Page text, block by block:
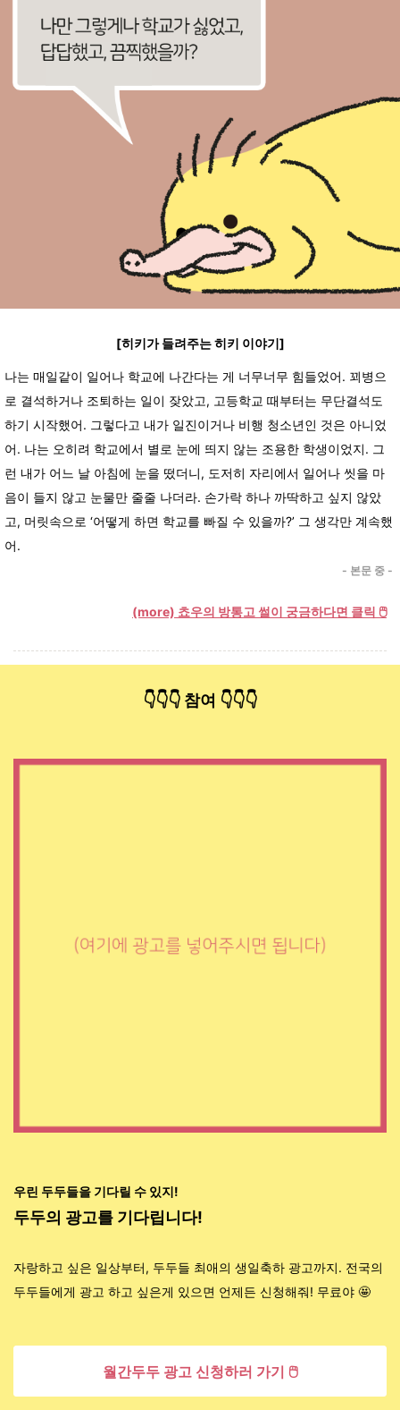
[히키가 들려주는 히키 이야기]
나는 매일같이 일어나 학교에 나간다는 게 너무너무 힘들었어. 꾀병으
로 결석하거나 조퇴하는 일이 잦았고, 고등학교 때부터는 무단결석도
하기 시작했어. 그렇다고 내가 일진이거나 비행 청소년인 것은 아니었
어. 나는 오히려 학교에서 별로 눈에 띄지 않는 조용한 학생이었지. 그
런 내가 어느 날 아침에 눈을 떴더니, 도저히 자리에서 일어나 씻을 마
음이 들지 않고 눈물만 줄줄 나더라. 손가락 하나 까딱하고 싶지 않았
고, 머릿속으로 ‘어떻게 하면 학교를 빠질 수 있을까?’ 그 생각만 계속했
어.
- 본문 중 -
(more) 쵸우의 방통고 썰이 궁금하다면 클릭 🖱️
👇👇👇 참여 👇👇👇
우린 두두들을 기다릴 수 있지!
두두의 광고를 기다립니다!
자랑하고 싶은 일상부터, 두두들 최애의 생일축하 광고까지. 전국의
두두들에게 광고 하고 싶은게 있으면 언제든 신청해줘! 무료야 🤩
월간두두 광고 신청하러 가기 🖱️